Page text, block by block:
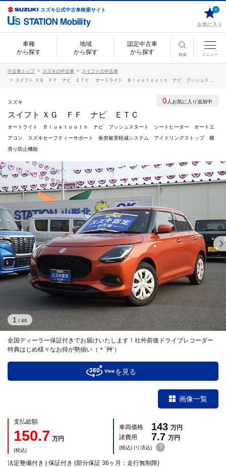
スズキ公式中古車検索サイト
お気に入り
0
車種
から探す
地域
から探す
認定中古車
から探す
検索 メニュー
中古車トップ スズキの中古車
スイフトの中古車
スイフト ＸＧ ＦＦ ナビ ＥＴＣ オートライト Ｂｌｕｅｔｏｏｔｈ ナビ プッシュス ...
スズキ
スイフト ＸＧ ＦＦ ナビ ＥＴＣ
オートライト Ｂｌｕｅｔｏｏｔｈ ナビ プッシュスタート シートヒーター オートエ
アコン スズキセーフティーサポート 衝突被害軽減システム アイドリングストップ 横
滑り防止機能
全国ディーラー保証付きでお届けいたします！社外前後ドライブレコーダー
特典はじめ様々なお得が勢揃い（＊´艸‘）
1 / 46
を見る
画像一覧
支払総額
150.7 万円
(税込)
車両価格 143 万円
諸費用
7.7 万円
(税込) (リ済込) ?
法定整備付き | 保証付き (部分保証 36ヶ月：走行無制限)
0 人お気に入り追加中